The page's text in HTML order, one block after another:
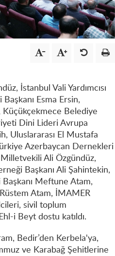
İstanbul Vali Yardımcısı
Esma Ersin,
Küçükçekmece Belediye
Dini Lideri Avrupa
Uluslararası El Mustafa
Azerbaycan Dernekleri
Ali Özgündüz,
Başkanı Ali Şahintekin,
Başkanı Meftune Atam,
Atam, İMAMER
sivil toplum
i Beyt dostu katıldı.
Bedir’den Kerbela'ya,
ve Karabağ Şehitlerine